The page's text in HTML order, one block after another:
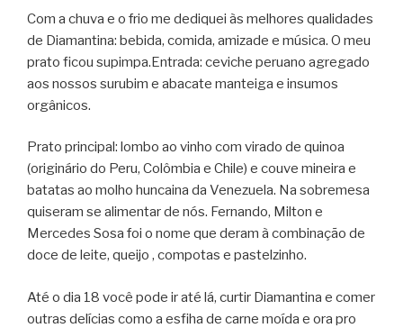
Com a chuva e o frio me dediquei às melhores qualidades
de Diamantina: bebida, comida, amizade e música. O meu
prato ficou supimpa.Entrada: ceviche peruano agregado
aos nossos surubim e abacate manteiga e insumos
orgânicos.
Prato principal: lombo ao vinho com virado de quinoa
(originário do Peru, Colômbia e Chile) e couve mineira e
batatas ao molho huncaina da Venezuela. Na sobremesa
quiseram se alimentar de nós. Fernando, Milton e
Mercedes Sosa foi o nome que deram à combinação de
doce de leite, queijo , compotas e pastelzinho.
Até o dia 18 você pode ir até lá, curtir Diamantina e comer
outras delícias como a esfiha de carne moída e ora pro